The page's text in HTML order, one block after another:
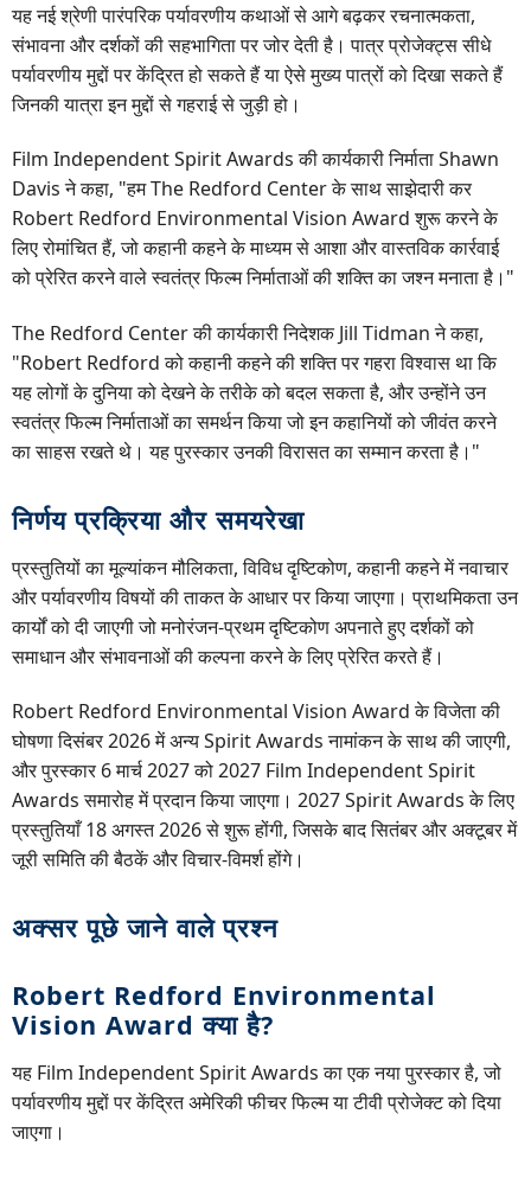
यह नई श्रेणी पारंपरिक पर्यावरणीय कथाओं से आगे बढ़कर रचनात्मकता,
संभावना और दर्शकों की सहभागिता पर जोर देती है। पात्र प्रोजेक्ट्स सीधे
पर्यावरणीय मुद्दों पर केंद्रित हो सकते हैं या ऐसे मुख्य पात्रों को दिखा सकते हैं
जिनकी यात्रा इन मुद्दों से गहराई से जुड़ी हो।
Film Independent Spirit Awards की कार्यकारी निर्माता Shawn
Davis ने कहा, "हम The Redford Center के साथ साझेदारी कर
Robert Redford Environmental Vision Award शुरू करने के
लिए रोमांचित हैं, जो कहानी कहने के माध्यम से आशा और वास्तविक कार्रवाई
को प्रेरित करने वाले स्वतंत्र फिल्म निर्माताओं की शक्ति का जश्न मनाता है।"
The Redford Center की कार्यकारी निदेशक Jill Tidman ने कहा,
"Robert Redford को कहानी कहने की शक्ति पर गहरा विश्वास था कि
यह लोगों के दुनिया को देखने के तरीके को बदल सकता है, और उन्होंने उन
स्वतंत्र फिल्म निर्माताओं का समर्थन किया जो इन कहानियों को जीवंत करने
का साहस रखते थे। यह पुरस्कार उनकी विरासत का सम्मान करता है।"
निर्णय प्रक्रिया और समयरेखा
प्रस्तुतियों का मूल्यांकन मौलिकता, विविध दृष्टिकोण, कहानी कहने में नवाचार
और पर्यावरणीय विषयों की ताकत के आधार पर किया जाएगा। प्राथमिकता उन
कार्यों को दी जाएगी जो मनोरंजन-प्रथम दृष्टिकोण अपनाते हुए दर्शकों को
समाधान और संभावनाओं की कल्पना करने के लिए प्रेरित करते हैं।
Robert Redford Environmental Vision Award के विजेता की
घोषणा दिसंबर 2026 में अन्य Spirit Awards नामांकन के साथ की जाएगी,
और पुरस्कार 6 मार्च 2027 को 2027 Film Independent Spirit
Awards समारोह में प्रदान किया जाएगा। 2027 Spirit Awards के लिए
प्रस्तुतियाँ 18 अगस्त 2026 से शुरू होंगी, जिसके बाद सितंबर और अक्टूबर में
जूरी समिति की बैठकें और विचार-विमर्श होंगे।
अक्सर पूछे जाने वाले प्रश्न
Robert Redford Environmental
Vision Award क्या है?
यह Film Independent Spirit Awards का एक नया पुरस्कार है, जो
पर्यावरणीय मुद्दों पर केंद्रित अमेरिकी फीचर फिल्म या टीवी प्रोजेक्ट को दिया
जाएगा।